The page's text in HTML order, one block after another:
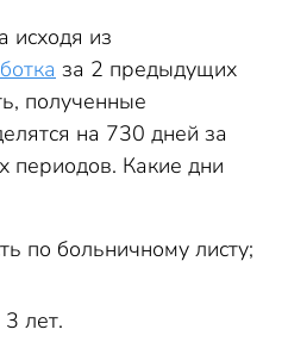
исходя из
за 2 предыдущих
полученные
на 730 дней за
периодов. Какие дни
по больничному листу;
лет.